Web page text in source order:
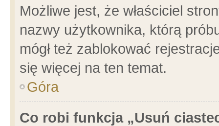
Możliwe jest, że właściciel
nazwy użytkownika, którą
mógł też zablokować
się więcej na ten temat.
Góra
Co robi funkcja „Usuń